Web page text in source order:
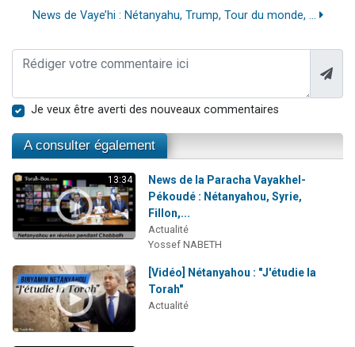
News de Vaye’hi : Nétanyahu, Trump, Tour du monde, ...
Je veux être averti des nouveaux commentaires
A consulter également
13:34
News de la Paracha Vayakhel-
Pékoudé : Nétanyahou, Syrie,
Fillon,...
Actualité
Yossef NABETH
[Vidéo] Nétanyahou : "J'étudie la
Torah"
Actualité